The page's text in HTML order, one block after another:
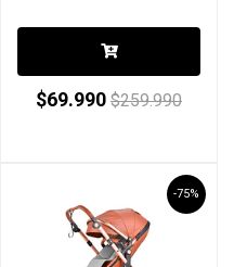
$69.990 $259.990
-75%